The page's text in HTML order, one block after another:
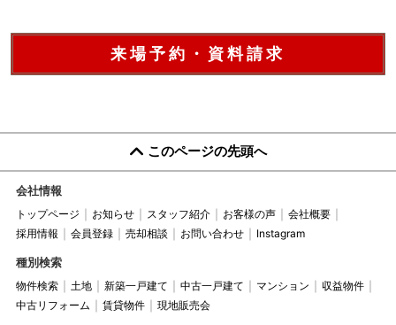
来場予約・資料請求
このページの先頭へ
会社情報
トップページ お知らせ スタッフ紹介 お客様の声
会社概要
採用情報
会員登録 売却相談 お問い合わせ Instagram
種別検索
物件検索 土地 新築一戸建て 中古一戸建て マンション
収益物件
中古リフォーム
賃貸物件 現地販売会